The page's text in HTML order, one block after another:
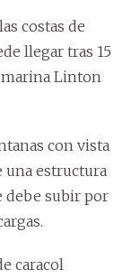
costas de
llegar tras 15
Linton
con vista
una estructura
debe subir por
caracol